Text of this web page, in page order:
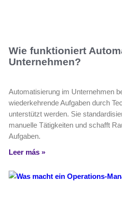
Wie funktioniert
Unternehmen?
Automatisierung im Unternehmen
wiederkehrende Aufgaben durch
unterstützt werden. Sie
manuelle Tätigkeiten und schafft
Aufgaben.
Leer más »